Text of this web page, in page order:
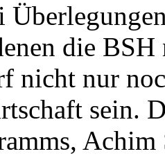
die
nicht nur
sein.
Achim